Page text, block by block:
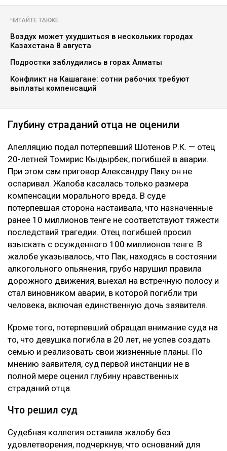
ЧИТАЙТЕ ТАКЖЕ
Воздух может ухудшиться в нескольких городах
Казахстана 8 августа
Подростки заблудились в горах Алматы
Конфликт на Кашагане: сотни рабочих требуют
выплаты компенсаций
Глубину страданий отца не оценили
Апелляцию подал потерпевший Шотенов Р.К. — отец
20-летней Томирис Кыдырбек, погибшей в аварии.
При этом сам приговор Александру Паку он не
оспаривал. Жалоба касалась только размера
компенсации морального вреда. В суде
потерпевшая сторона настаивала, что назначенные
ранее 10 миллионов тенге не соответствуют тяжести
последствий трагедии. Отец погибшей просил
взыскать с осужденного 100 миллионов тенге. В
жалобе указывалось, что Пак, находясь в состоянии
алкогольного опьянения, грубо нарушил правила
дорожного движения, выехал на встречную полосу и
стал виновником аварии, в которой погибли три
человека, включая единственную дочь заявителя.
Кроме того, потерпевший обращал внимание суда на
то, что девушка погибла в 20 лет, не успев создать
семью и реализовать свои жизненные планы. По
мнению заявителя, суд первой инстанции не в
полной мере оценил глубину нравственных
страданий отца.
Что решил суд
Судебная коллегия оставила жалобу без
удовлетворения, подчеркнув, что оснований для